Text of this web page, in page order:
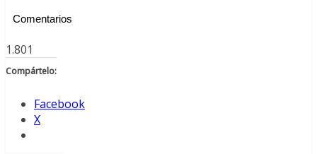
Comentarios
1.801
Compártelo:
Facebook
X